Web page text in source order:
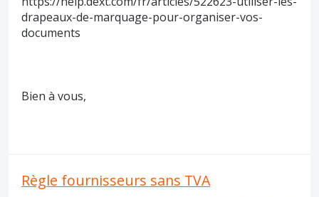
drapeaux-de-marquage-pour-organiser-vos-
documents
Bien à vous,
Règle fournisseurs sans TVA